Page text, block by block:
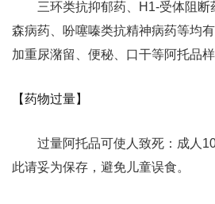
三环类抗抑郁药、H1-受体阻
森病药、吩噻嗪类抗精神病药等均
加重尿潴留、便秘、口干等阿托品样
【药物过量】
过量阿托品可使人致死：成人
此请妥为保存，避免儿童误食。